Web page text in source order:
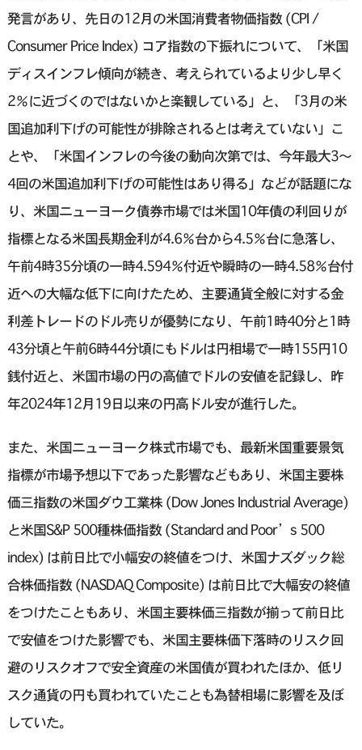
発言があり、先日の12月の米国消費者物価指数 (CPI /
Consumer Price Index) コア指数の下振れについて、「米国
ディスインフレ傾向が続き、考えられているより少し早く
2％に近づくのではないかと楽観している」と、「3月の米
国追加利下げの可能性が排除されるとは考えていない」こ
とや、「米国インフレの今後の動向次第では、今年最大3〜
4回の米国追加利下げの可能性はあり得る」などが話題にな
り、米国ニューヨーク債券市場では米国10年債の利回りが
指標となる米国長期金利が4.6％台から4.5％台に急落し、
午前4時35分頃の一時4.594％付近や瞬時の一時4.58％台付
近への大幅な低下に向けたため、主要通貨全般に対する金
利差トレードのドル売りが優勢になり、午前1時40分と1時
43分頃と午前6時44分頃にもドルは円相場で一時155円10
銭付近と、米国市場の円の高値でドルの安値を記録し、昨
年2024年12月19日以来の円高ドル安が進行した。
また、米国ニューヨーク株式市場でも、最新米国重要景気
指標が市場予想以下であった影響などもあり、米国主要株
価三指数の米国ダウ工業株 (Dow Jones Industrial Average)
と米国S&P 500種株価指数 (Standard and Poor’s 500
index) は前日比で小幅安の終値をつけ、米国ナズダック総
合株価指数 (NASDAQ Composite) は前日比で大幅安の終値
をつけたこともあり、米国主要株価三指数が揃って前日比
で安値をつけた影響でも、米国主要株価下落時のリスク回
避のリスクオフで安全資産の米国債が買われたほか、低リ
スク通貨の円も買われていたことも為替相場に影響を及ぼ
していた。